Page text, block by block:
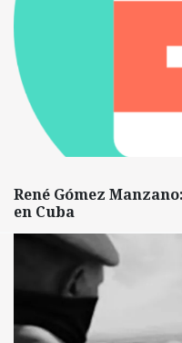
René Gómez
en Cuba